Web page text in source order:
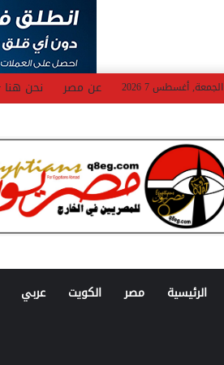
الجمعة, أغسطس 7 2026 عن مصر نحن هنا
الرئيسية مصر الكويت عربي